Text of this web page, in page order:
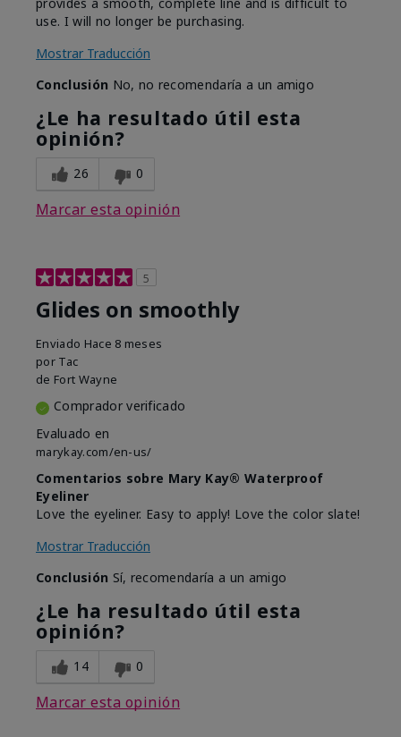
use. I will no longer be purchasing.
Mostrar Traducción
Conclusión No, no recomendaría a un amigo
¿Le ha resultado útil esta
opinión?
26 0
Marcar esta opinión
5
Glides on smoothly
Enviado Hace 8 meses
por Tac
de Fort Wayne
Comprador verificado
Evaluado en
marykay.com/en-us/
Comentarios sobre Mary Kay® Waterproof
Eyeliner
Love the eyeliner. Easy to apply! Love the color slate!
Mostrar Traducción
Conclusión Sí, recomendaría a un amigo
¿Le ha resultado útil esta
opinión?
14 0
Marcar esta opinión